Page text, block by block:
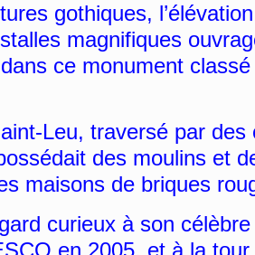
gothiques,
magnifiques
ce monument
Leu, traversé par
des moulins et
maisons de briques
curieux à son célèbre
en 2005, et à la